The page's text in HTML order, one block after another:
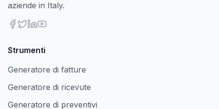
aziende in Italy.
Strumenti
Generatore di fatture
Generatore di ricevute
Generatore di preventivi